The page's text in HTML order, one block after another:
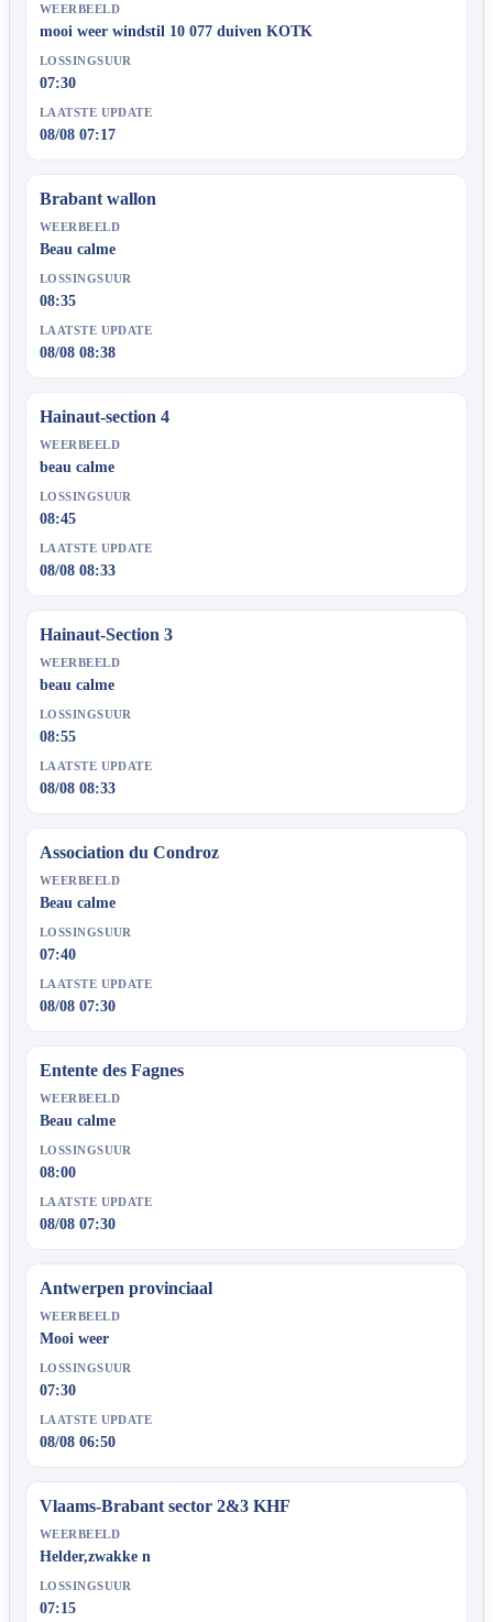
WEERBEELD
mooi weer windstil 10 077 duiven KOTK
LOSSINGSUUR
07:30
LAATSTE UPDATE
08/08 07:17
Brabant wallon
WEERBEELD
Beau calme
LOSSINGSUUR
08:35
LAATSTE UPDATE
08/08 08:38
Hainaut-section 4
WEERBEELD
beau calme
LOSSINGSUUR
08:45
LAATSTE UPDATE
08/08 08:33
Hainaut-Section 3
WEERBEELD
beau calme
LOSSINGSUUR
08:55
LAATSTE UPDATE
08/08 08:33
Association du Condroz
WEERBEELD
Beau calme
LOSSINGSUUR
07:40
LAATSTE UPDATE
08/08 07:30
Entente des Fagnes
WEERBEELD
Beau calme
LOSSINGSUUR
08:00
LAATSTE UPDATE
08/08 07:30
Antwerpen provinciaal
WEERBEELD
Mooi weer
LOSSINGSUUR
07:30
LAATSTE UPDATE
08/08 06:50
Vlaams-Brabant sector 2&3 KHF
WEERBEELD
Helder,zwakke n
LOSSINGSUUR
07:15